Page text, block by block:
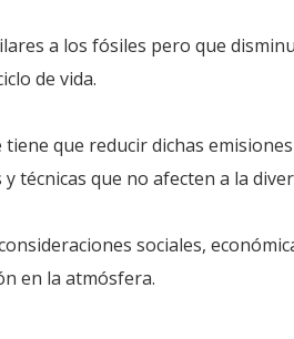
a los fósiles pero que
de vida.
que reducir dichas
técnicas que no afecten a la
sociales,
en la atmósfera.